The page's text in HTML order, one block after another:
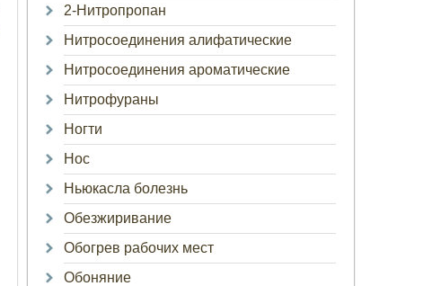
2-Нитропропан
Нитросоединения алифатические
Нитросоединения ароматические
Нитрофураны
Ногти
Нос
Ньюкасла болезнь
Обезжиривание
Обогрев рабочих мест
Обоняние